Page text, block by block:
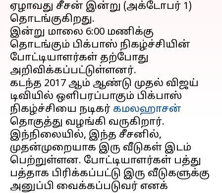
ஏழாவது சீசன் இன்று (அக்டோபர் 1)
தொடங்குகிறது.
இன்று மாலை 6:00 மணிக்கு
தொடங்கும் பிக்பாஸ் நிகழ்ச்சியின்
போட்டியாளர்கள் தற்போது
அறிவிக்கப்பட்டுள்ளனர்.
கடந்த 2017 ஆம் ஆண்டு முதல் விஜய்
டிவியில் ஒளிபரப்பாகும் பிக்பாஸ்
நிகழ்ச்சியை நடிகர் கமலஹாசன்
தொகுத்து வழங்கி வருகிறார்.
இந்நிலையில், இந்த சீசனில்,
முதன்முறையாக இரு வீடுகள் இடம்
பெற்றுள்ளன. போட்டியாளர்கள் பத்து
பத்தாக பிரிக்கப்பட்டு இரு வீடுகளுக்கு
அனுப்பி வைக்கப்படுவர் எனக்